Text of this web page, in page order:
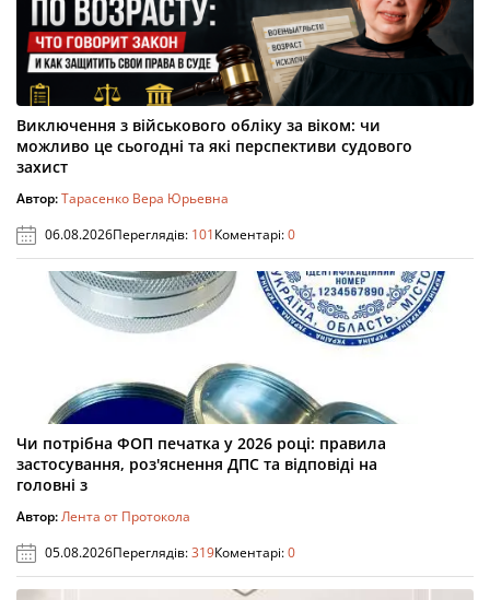
Виключення з військового обліку за віком: чи
можливо це сьогодні та які перспективи судового
захист
Автор:Тарасенко Вера Юрьевна
06.08.2026Переглядів: 101Коментарі:0
Чи потрібна ФОП печатка у 2026 році: правила
застосування, роз'яснення ДПС та відповіді на
головні з
Автор:Лента от Протокола
05.08.2026Переглядів:319Коментарі:0